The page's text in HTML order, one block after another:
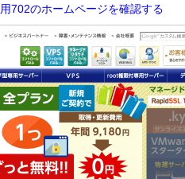
702のホームページを確認する